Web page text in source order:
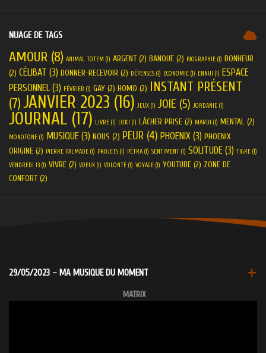
NUAGE DE TAGS
AMOUR (8) ANIMAL TOTEM (1) ARGENT(2) BANQUE (2) BIOGRAPHIE (1) BONHEUR
(2) CÉLIBAT (3) DONNER-RECEVOIR (2) DÉPENSES (1) ECONOMIE (1) ENNUI (1) ESPACE
PERSONNEL(3) FÉVRIER (1) GAY (2) HOMO (2) INSTANT PRÉSENT
(7)JANVIER 2023 (16) JEUX (1) JOIE (5) JORDANIE (1)
JOURNAL (17) LIVRE (1) LOKI (1) LÂCHER PRISE (2) MARDI (1) MENTAL (2)
MONOTONE (1) MUSIQUE (3) NOUS (2) PEUR (4) PHOENIX (3) PHOENIX
ORIGINE (2) PIERRE PALMADE (1) PROJETS (1) PÉTRA (1) SENTIMENT (1) SOLITUDE (3) TIGRE (1)
VENDREDI 13 (1) VIVRE (2) VOEUX (1) VOLONTÉ (1) VOYAGE (1) YOUTUBE (2) ZONE DE
CONFORT(2)
29/05/2023 – MA MUSIQUE DU MOMENT
MATRIX